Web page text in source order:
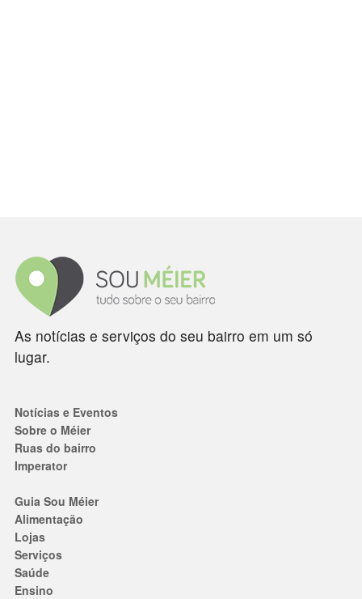
As notícias e serviços do seu bairro em um só
lugar.
Notícias e Eventos
Sobre o Méier
Ruas do bairro
Imperator
Guia Sou Méier
Alimentação
Lojas
Serviços
Saúde
Ensino